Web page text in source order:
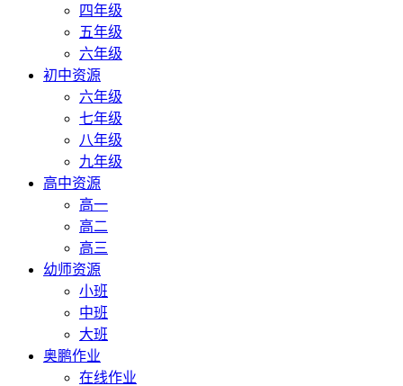
四年级
五年级
六年级
初中资源
六年级
七年级
八年级
九年级
高中资源
高一
高二
高三
幼师资源
小班
中班
大班
奥鹏作业
在线作业